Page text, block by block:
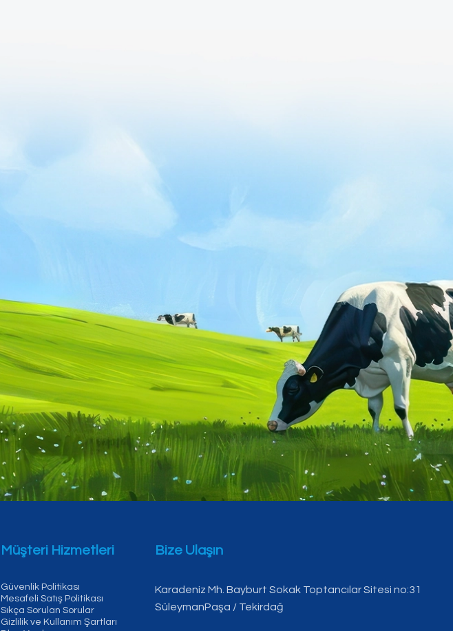
Müşteri Hizmetleri
Güvenlik Politikası
Mesafeli Satış Politikası
Sıkça Sorulan Sorular
Gizlilik ve Kullanım Şartları
Bize Ulaşın
Karadeniz Mh. Bayburt Sokak Toptancılar Sitesi no:31
SüleymanPaşa / Tekirdağ